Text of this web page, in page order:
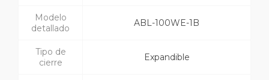
Modelo
detallado
ABL-100WE-1B
Tipo de
cierre
Expandible